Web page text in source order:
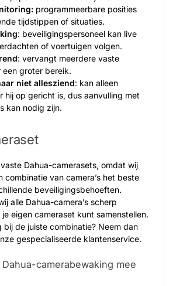
programmeerbare posities
tijdstippen of situaties.
: beveiligingspersoneel kan live
of voertuigen volgen.
: vervangt meerdere vaste
een groter bereik.
niet allesziend: kan alleen
hij op gericht is, dus aanvulling met
kan nodig zijn.
Dahua-camerasets, omdat wij
combinatie van camera’s het beste
beveiligingsbehoeften.
alle Dahua-camera’s scherp
eigen cameraset kunt samenstellen.
bij de juiste combinatie? Neem dan
gespecialiseerde klantenservice.
camerabewaking mee